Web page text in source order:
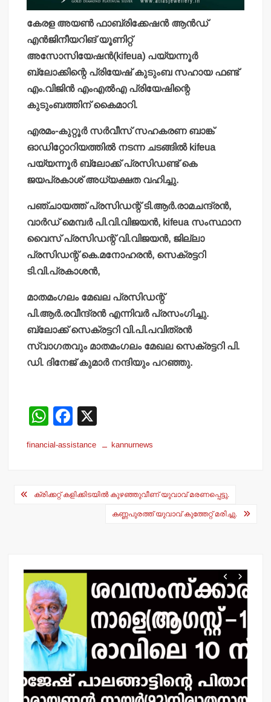
കേരള അയണ്‍ ഫാബ്രിക്കേഷന്‍ ആന്‍ഡ്
എന്‍ജിനീയറിങ് യൂണിറ്റ്
അസോസിയേഷന്‍(kifeua) പയ്യന്നൂര്‍
ബ്ലോക്കിന്റെ പ്രിയേഷ് കുടുംബ സഹായ ഫണ്ട്
എം.വിജിന്‍ എംഎല്‍എ പ്രിയേഷിന്റെ
കുടുംബത്തിന് കൈമാറി.
എരമം-കുറ്റൂര്‍ സര്‍വീസ് സഹകരണ ബാങ്ക്
ഓഡിറ്റോറിയത്തില്‍ നടന്ന ചടങ്ങില്‍ kifeua
പയ്യന്നൂര്‍ ബ്ലോക്ക് പ്രസിഡണ്ട് കെ
ജയപ്രകാശ് അധ്യക്ഷത വഹിച്ചു.
പഞ്ചായത്ത് പ്രസിഡന്റ് ടി.ആര്‍.രാമചന്ദ്രന്‍,
വാര്‍ഡ് മെമ്പര്‍ പി.വി.വിജയന്‍, kifeua സംസ്ഥാന
വൈസ് പ്രസിഡന്റ് വി.വിജയന്‍, ജില്ലാ
പ്രസിഡന്റ് കെ.മനോഹരന്‍, സെക്രട്ടറി
ടി.വി.പ്രകാശന്‍,
മാതമംഗലം മേഖല പ്രസിഡന്റ്
പി.ആര്‍.രവീന്ദ്രന്‍ എന്നിവര്‍ പ്രസംഗിച്ചു.
ബ്ലോക്ക് സെക്രട്ടറി വി.പി.പവിത്രന്‍
സ്വാഗതവും മാതമംഗലം മേഖല സെക്രട്ടറി പി.
ഡി. ദിനേജ് കുമാര്‍ നന്ദിയും പറഞ്ഞു.
W
at
A
F
c
b
financial-assistance kannurnews
Postക്രിക്കറ്റ് കളിക്കിടയില്‍ കുഴഞ്ഞുവീണ് യുവാവ് മരണപ്പെട്ടു.
കണ്ണപുരത്ത് യുവാവ് കുത്തേറ്റ് മരിച്ചു.